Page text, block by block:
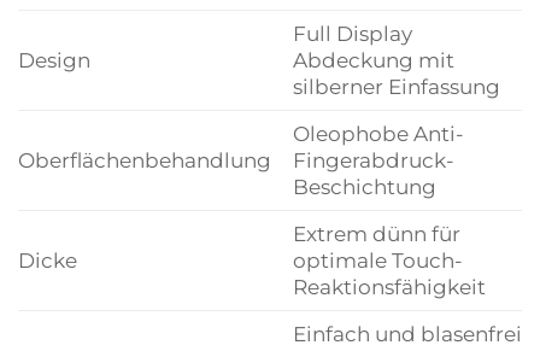
Design
Full Display
Abdeckung mit
silberner Einfassung
Oberflächenbehandlung
Oleophobe Anti-
Fingerabdruck-
Beschichtung
Dicke
Extrem dünn für
optimale Touch-
Reaktionsfähigkeit
Einfach und blasenfrei